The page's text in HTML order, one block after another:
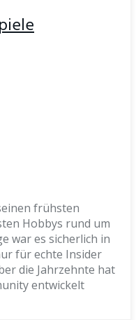
frühsten
Hobbys rund um
war es sicherlich in
für echte Insider
die Jahrzehnte hat
entwickelt